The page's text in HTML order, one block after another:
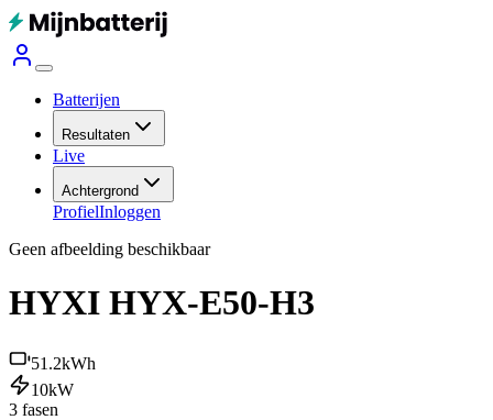
Batterijen
Resultaten
Live
Achtergrond
ProfielInloggen
Geen afbeelding beschikbaar
HYXI HYX-E50-H3
51.2kWh
10kW
3 fasen